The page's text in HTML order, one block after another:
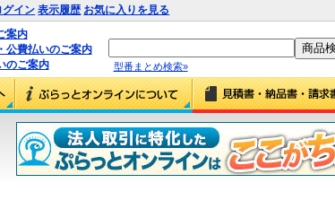
グイン 表示履歴 お気に入りを見る
案内
公費払いのご案内
のご案内
型番まとめ検索»